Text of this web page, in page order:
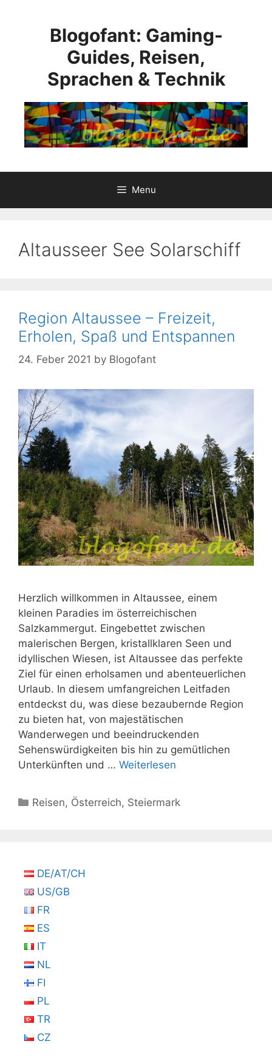
Blogofant: Gaming-
Guides, Reisen,
Sprachen & Technik
Menu
Altausseer See Solarschiff
Region Altaussee – Freizeit,
Erholen, Spaß und Entspannen
24. Feber 2021 by Blogofant
Herzlich willkommen in Altaussee, einem
kleinen Paradies im österreichischen
Salzkammergut. Eingebettet zwischen
malerischen Bergen, kristallklaren Seen und
idyllischen Wiesen, ist Altaussee das perfekte
Ziel für einen erholsamen und abenteuerlichen
Urlaub. In diesem umfangreichen Leitfaden
entdeckst du, was diese bezaubernde Region
zu bieten hat, von majestätischen
Wanderwegen und beeindruckenden
Sehenswürdigkeiten bis hin zu gemütlichen
Unterkünften und … Weiterlesen
Kategorien
Reisen, Österreich, Steiermark
DE/AT/CH
US/GB
FR
ES
IT
NL
FI
PL
TR
CZ